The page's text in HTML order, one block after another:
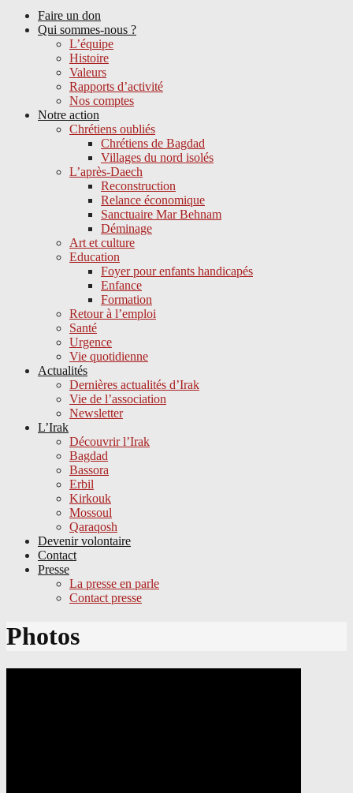
Faire un don
Qui sommes-nous ?
L’équipe
Histoire
Valeurs
Rapports d’activité
Nos comptes
Notre action
Chrétiens oubliés
Chrétiens de Bagdad
Villages du nord isolés
L’après-Daech
Reconstruction
Relance économique
Sanctuaire Mar Behnam
Déminage
Art et culture
Education
Foyer pour enfants handicapés
Enfance
Formation
Retour à l’emploi
Santé
Urgence
Vie quotidienne
Actualités
Dernières actualités d’Irak
Vie de l’association
Newsletter
L’Irak
Découvrir l’Irak
Bagdad
Bassora
Erbil
Kirkouk
Mossoul
Qaraqosh
Devenir volontaire
Contact
Presse
La presse en parle
Contact presse
to
Photos